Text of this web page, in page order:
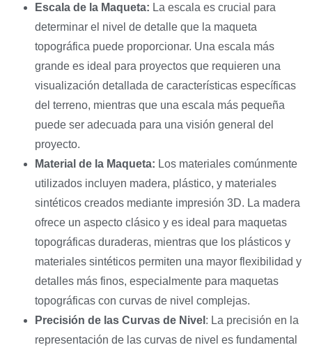
Escala de la Maqueta: La escala es crucial para
determinar el nivel de detalle que la maqueta
topográfica puede proporcionar. Una escala más
grande es ideal para proyectos que requieren una
visualización detallada de características específicas
del terreno, mientras que una escala más pequeña
puede ser adecuada para una visión general del
proyecto.
Material de la Maqueta: Los materiales comúnmente
utilizados incluyen madera, plástico, y materiales
sintéticos creados mediante impresión 3D. La madera
ofrece un aspecto clásico y es ideal para maquetas
topográficas duraderas, mientras que los plásticos y
materiales sintéticos permiten una mayor flexibilidad y
detalles más finos, especialmente para maquetas
topográficas con curvas de nivel complejas.
Precisión de las Curvas de Nivel : La precisión en la
representación de las curvas de nivel es fundamental